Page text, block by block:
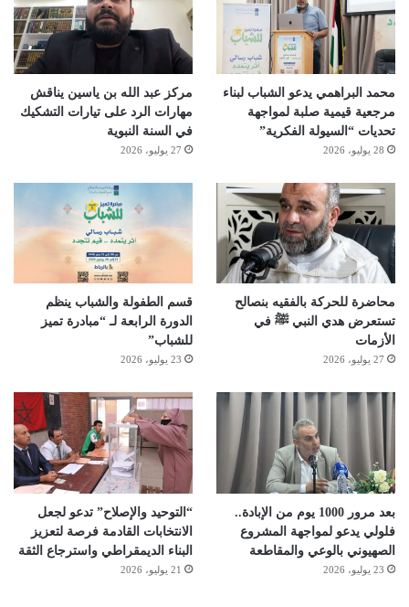
محمد البراهمي يدعو الشباب لبناء
مرجعية قيمية صلبة لمواجهة
تحديات “السيولة الفكرية”
28 يوليو، 2026
مركز عبد الله بن ياسين يناقش
مهارات الرد على تيارات التشكيك
في السنة النبوية
27 يوليو، 2026
محاضرة للحركة بالفقيه بنصالح
تستعرض هدي النبي ﷺ في
الأزمات
27 يوليو، 2026
قسم الطفولة والشباب ينظم
الدورة الرابعة لـ “مبادرة تميز
للشباب”
23 يوليو، 2026
بعد مرور 1000 يوم من الإبادة..
فلولي يدعو لمواجهة المشروع
الصهيوني بالوعي والمقاطعة
23 يوليو، 2026
“التوحيد والإصلاح” تدعو لجعل
الانتخابات القادمة فرصة لتعزيز
البناء الديمقراطي واسترجاع الثقة
21 يوليو، 2026